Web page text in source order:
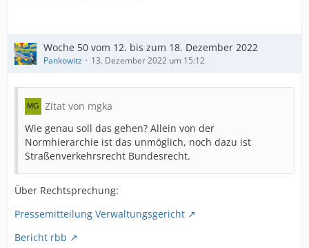
Woche 50 vom 12. bis zum 18. Dezember 2022
Pankowitz 13. Dezember 2022 um 15:12
Zitat von mgka
Wie genau soll das gehen? Allein von der
Normhierarchie ist das unmöglich, noch dazu ist
Straßenverkehrsrecht Bundesrecht.
Über Rechtsprechung:
Pressemitteilung Verwaltungsgericht
Bericht rbb